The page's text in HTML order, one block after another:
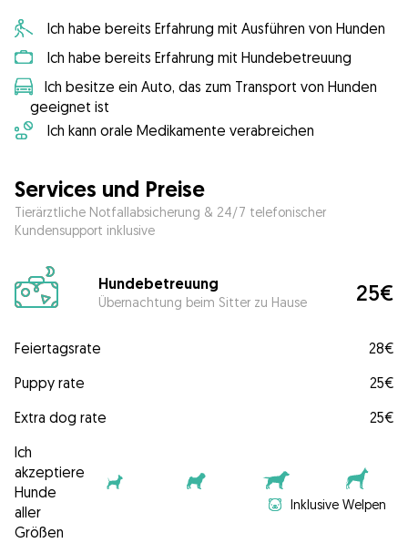
Ich habe bereits Erfahrung mit Ausführen von Hunden
Ich habe bereits Erfahrung mit Hundebetreuung
Ich besitze ein Auto, das zum Transport von Hunden
geeignet ist
Ich kann orale Medikamente verabreichen
Services und Preise
Tierärztliche Notfallabsicherung & 24/7 telefonischer
Kundensupport inklusive
Hundebetreuung
Übernachtung beim Sitter zu Hause 25€
Feiertagsrate
28€
Puppy rate
25€
Extra dog rate
25€
Ich
akzeptiere
Hunde
aller
Größen
Inklusive Welpen